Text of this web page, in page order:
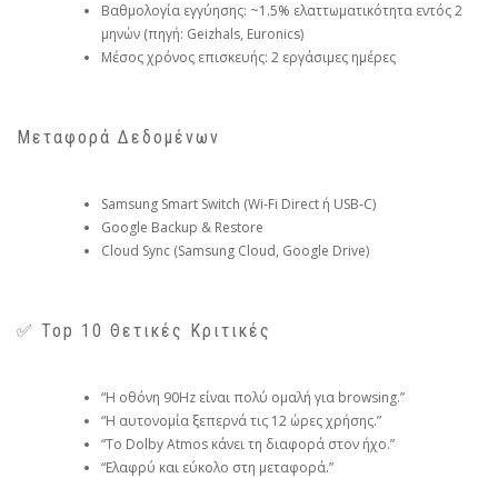
Βαθμολογία εγγύησης: ~1.5% ελαττωματικότητα εντός 2
μηνών (πηγή: Geizhals, Euronics)
Μέσος χρόνος επισκευής: 2 εργάσιμες ημέρες
Μεταφορά Δεδομένων
Samsung Smart Switch (Wi-Fi Direct ή USB-C)
Google Backup & Restore
Cloud Sync (Samsung Cloud, Google Drive)
✅ Top 10 Θετικές Κριτικές
“Η οθόνη 90Hz είναι πολύ ομαλή για browsing.”
“Η αυτονομία ξεπερνά τις 12 ώρες χρήσης.”
“Το Dolby Atmos κάνει τη διαφορά στον ήχο.”
“Ελαφρύ και εύκολο στη μεταφορά.”